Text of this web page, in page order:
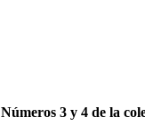
Números 3 y 4 de la